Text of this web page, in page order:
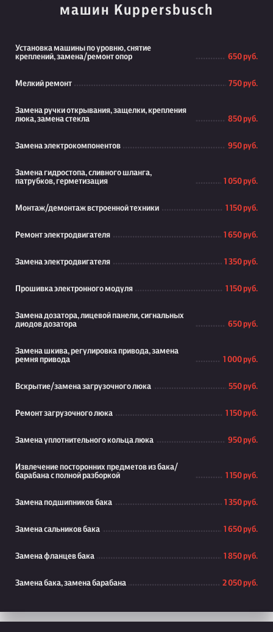
машин Kuppersbusch
Установка машины по уровню, снятие
креплений, замена/ремонт опор
650 руб.
Мелкий ремонт 750 руб.
Замена ручки открывания, защелки, крепления
люка, замена стекла
850 руб.
Замена электрокомпонентов 950 руб.
Замена гидростопа, сливного шланга,
патрубков, герметизация
1 050 руб.
Монтаж/демонтаж встроенной техники 1 150 руб.
Ремонт электродвигателя 1 650 руб.
Замена электродвигателя 1 350 руб.
Прошивка электронного модуля 1 150 руб.
Замена дозатора, лицевой панели, сигнальных
диодов дозатора
650 руб.
Замена шкива, регулировка привода, замена
ремня привода
1 000 руб.
Вскрытие/замена загрузочного люка 550 руб.
Ремонт загрузочного люка 1 150 руб.
Замена уплотнительного кольца люка 950 руб.
Извлечение посторонних предметов из бака/
барабана с полной разборкой
1 150 руб.
Замена подшипников бака 1 350 руб.
Замена сальников бака 1 650 руб.
Замена фланцев бака 1 850 руб.
Замена бака, замена барабана 2 050 руб.